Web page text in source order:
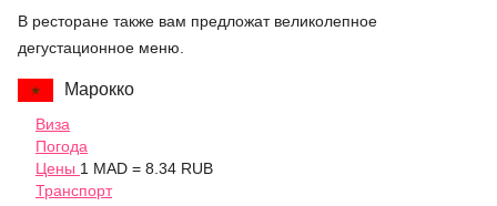
В ресторане также вам предложат великолепное
дегустационное меню.
Марокко
Виза
Погода
Цены 1 MAD = 8.34 RUB
Транспорт